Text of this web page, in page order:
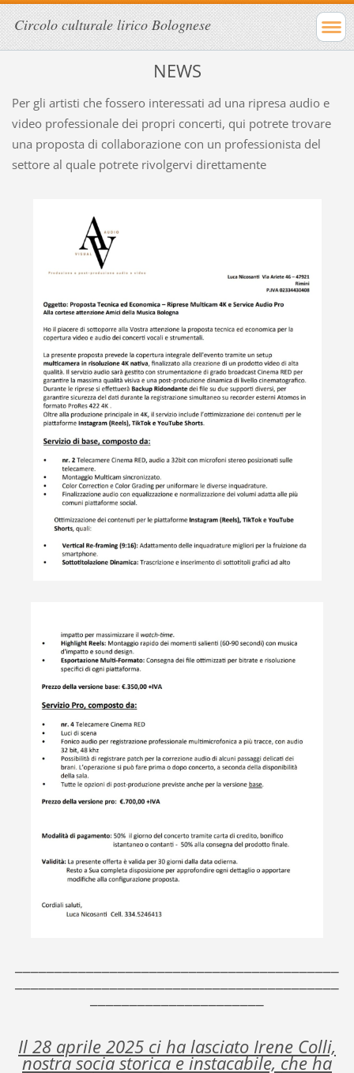
Circolo culturale lirico Bolognese
NEWS
Per gli artisti che fossero interessati ad una ripresa audio e
video professionale dei propri concerti, qui potrete trovare
una proposta di collaborazione con un professionista del
settore al quale potrete rivolgervi direttamente
_________________________________________
______________________
Il 28 aprile 2025 ci ha lasciato Irene Colli,
nostra socia storica e instacabile, che ha